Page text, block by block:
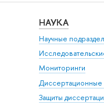
НАУКА
Научные
Мониторинги
Диссертационные
Защиты